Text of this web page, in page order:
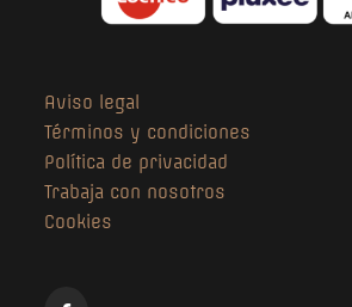
Aviso legal
Términos y condiciones
Política de privacidad
Trabaja con nosotros
Cookies